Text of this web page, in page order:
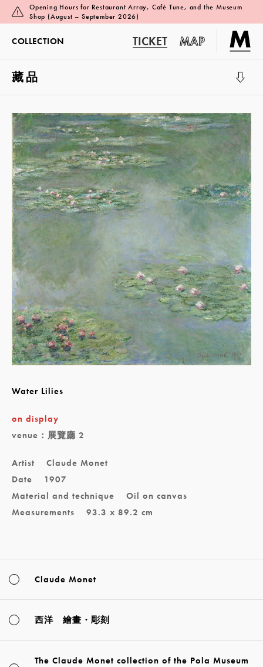
Opening Hours for Restaurant Array, Café Tune, and the Museum
Shop (August – September 2026)
COLLECTION TICKET MAP
藏品
Water Lilies
on display
venue：展覽廳 2
Artist
Claude Monet
Date
1907
Material and technique
Oil on canvas
Measurements
93.3 x 89.2 cm
Claude Monet
西洋 繪畫・彫刻
The Claude Monet collection of the Pola Museum